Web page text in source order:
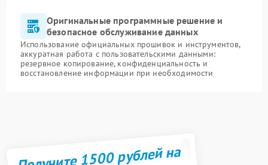
Оригинальные программные решение и
безопасное обслуживание данных
Использование официальных прошивок и инструментов,
аккуратная работа с пользовательскими данными:
резервное копирование, конфиденциальность и
восстановление информации при необходимости